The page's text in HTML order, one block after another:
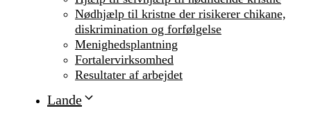
Nødhjælp til kristne der risikerer chikane,
diskrimination og forfølgelse
Menighedsplantning
Fortalervirksomhed
Resultater af arbejdet
Lande